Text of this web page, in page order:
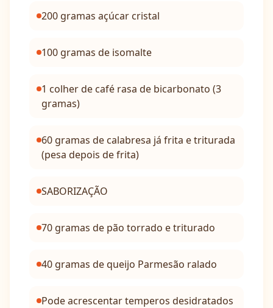
200 gramas açúcar cristal
100 gramas de isomalte
1 colher de café rasa de bicarbonato (3
gramas)
60 gramas de calabresa já frita e triturada
(pesa depois de frita)
SABORIZAÇÃO
70 gramas de pão torrado e triturado
40 gramas de queijo Parmesão ralado
Pode acrescentar temperos desidratados